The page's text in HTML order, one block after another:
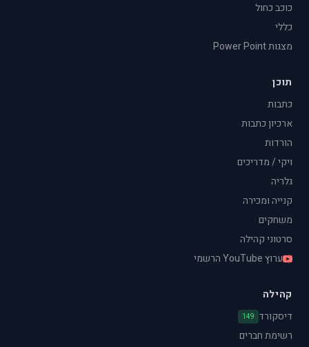
כוכב כחול
כללי
מצגות Power Point
תוכן
כתבות
ארכיון כתבות
הורדות
ויקי / מדריכים
גלריה
קנייה ומכירה
משחקים
סרטוני קהילה
ערוץ YouTube הרשמי
קהילה
דיסקורד 149
רשימת חברים